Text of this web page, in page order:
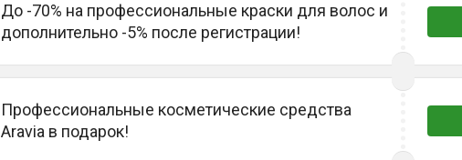
До -70% на профессиональные краски для волос и
дополнительно -5% после регистрации!
Профессиональные косметические средства
Aravia в подарок!